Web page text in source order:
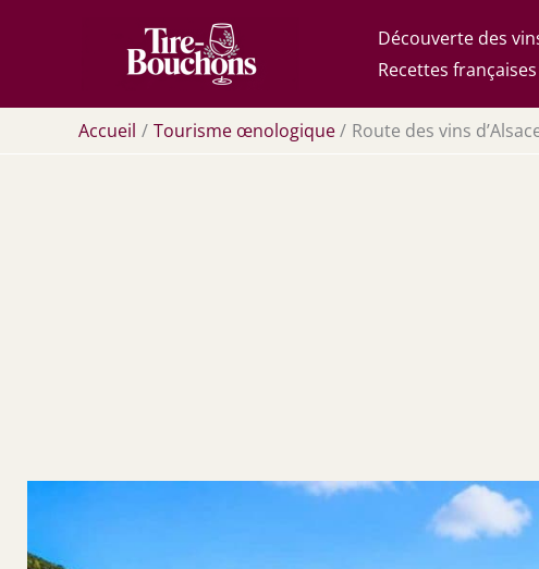
Découverte des
Recettes françaises
Accueil Tourisme œnologique Route des vins